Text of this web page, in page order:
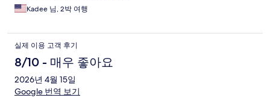
Kadee 님, 2박 여행
실제 이용 고객 후기
8/10 - 매우 좋아요
2026년 4월 15일
Google 번역 보기